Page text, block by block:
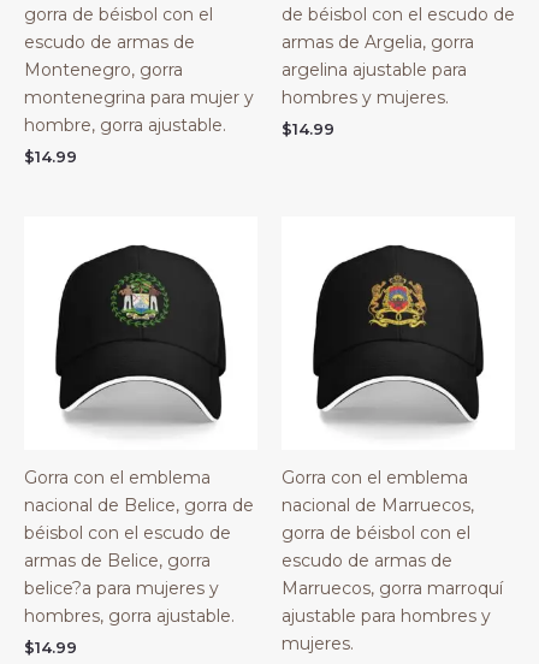
gorra de béisbol con el
escudo de armas de
Montenegro, gorra
montenegrina para mujer y
hombre, gorra ajustable.
$14.99
de béisbol con el escudo de
armas de Argelia, gorra
argelina ajustable para
hombres y mujeres.
$14.99
Gorra con el emblema
nacional de Belice, gorra de
béisbol con el escudo de
armas de Belice, gorra
belice?a para mujeres y
hombres, gorra ajustable.
$14.99
Gorra con el emblema
nacional de Marruecos,
gorra de béisbol con el
escudo de armas de
Marruecos, gorra marroquí
ajustable para hombres y
mujeres.